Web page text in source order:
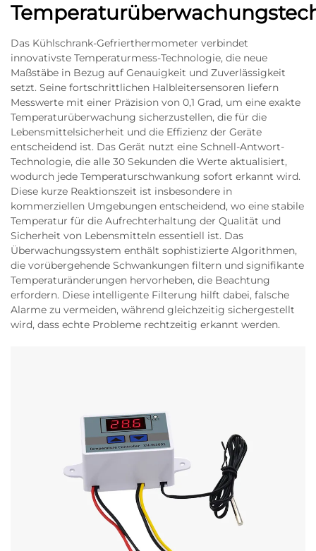
Das Kühlschrank-Gefrierthermometer verbindet
innovativste Temperaturmess-Technologie, die neue
Maßstäbe in Bezug auf Genauigkeit und Zuverlässigkeit
setzt. Seine fortschrittlichen Halbleitersensoren liefern
Messwerte mit einer Präzision von 0,1 Grad, um eine exakte
Temperaturüberwachung sicherzustellen, die für die
Lebensmittelsicherheit und die Effizienz der Geräte
entscheidend ist. Das Gerät nutzt eine Schnell-Antwort-
Technologie, die alle 30 Sekunden die Werte aktualisiert,
wodurch jede Temperaturschwankung sofort erkannt wird.
Diese kurze Reaktionszeit ist insbesondere in
kommerziellen Umgebungen entscheidend, wo eine stabile
Temperatur für die Aufrechterhaltung der Qualität und
Sicherheit von Lebensmitteln essentiell ist. Das
Überwachungssystem enthält sophistizierte Algorithmen,
die vorübergehende Schwankungen filtern und signifikante
Temperaturänderungen hervorheben, die Beachtung
erfordern. Diese intelligente Filterung hilft dabei, falsche
Alarme zu vermeiden, während gleichzeitig sichergestellt
wird, dass echte Probleme rechtzeitig erkannt werden.